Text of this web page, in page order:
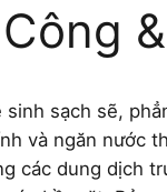
sạch sẽ,
và ngăn nước
các dung dịch